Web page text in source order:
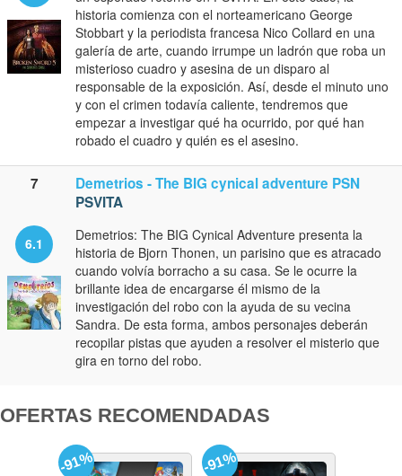
historia comienza con el norteamericano George
Stobbart y la periodista francesa Nico Collard en una
galería de arte, cuando irrumpe un ladrón que roba un
misterioso cuadro y asesina de un disparo al
responsable de la exposición. Así, desde el minuto uno
y con el crimen todavía caliente, tendremos que
empezar a investigar qué ha ocurrido, por qué han
robado el cuadro y quién es el asesino.
7
Demetrios - The BIG cynical adventure PSN
PSVITA
6.1
Demetrios: The BIG Cynical Adventure presenta la
historia de Bjorn Thonen, un parisino que es atracado
cuando volvía borracho a su casa. Se le ocurre la
brillante idea de encargarse él mismo de la
investigación del robo con la ayuda de su vecina
Sandra. De esta forma, ambos personajes deberán
recopilar pistas que ayuden a resolver el misterio que
gira en torno del robo.
OFERTAS RECOMENDADAS
-91% -91%